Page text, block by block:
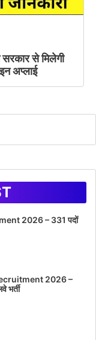
से मिलेगी
अप्लाई
2026 – 331 पदों
2026 –
भर्ती